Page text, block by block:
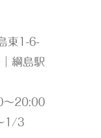
東1-6-
綱島駅
～20:00
1/3